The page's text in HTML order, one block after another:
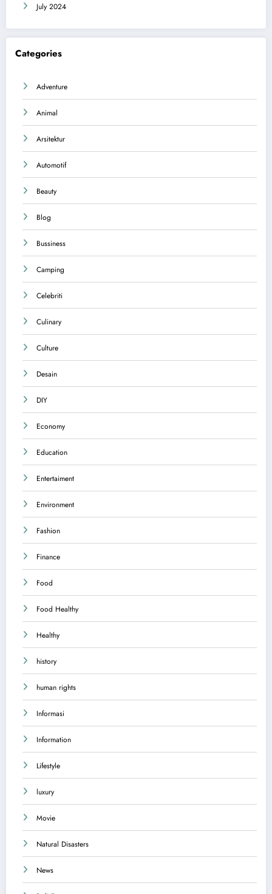
July 2024
Categories
Adventure
Animal
Arsitektur
Automotif
Beauty
Blog
Bussiness
Camping
Celebriti
Culinary
Culture
Desain
DIY
Economy
Education
Entertaiment
Environment
Fashion
Finance
Food
Food Healthy
Healthy
history
human rights
Informasi
Information
Lifestyle
luxury
Movie
Natural Disasters
News